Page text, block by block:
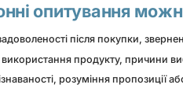
опитування
після покупки,
використання продукту, причини
розуміння пропозиції